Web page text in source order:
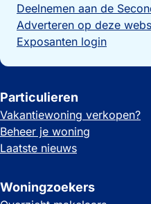
Deelnemen aan de
Adverteren op deze
Exposanten login
Particulieren
Vakantiewoning verkopen?
Beheer je woning
Laatste nieuws
Woningzoekers